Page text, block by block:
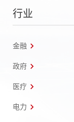
行业
金融
政府
医疗
电力